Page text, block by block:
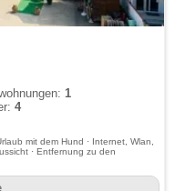
1
4
mit dem Hund · Internet, Wlan,
· Entfernung zu den